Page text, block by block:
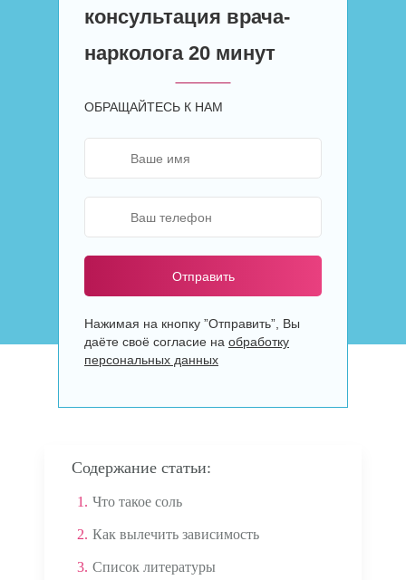
консультация врача-
нарколога 20 минут
ОБРАЩАЙТЕСЬ К НАМ
Отправить
Нажимая на кнопку ”Отправить”, Вы
даёте своё согласие на обработку
персональных данных
Содержание статьи:
1. Что такое соль
2. Как вылечить зависимость
3. Список литературы